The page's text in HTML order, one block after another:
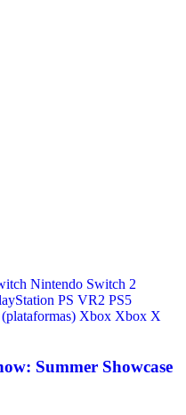
Nintendo Switch 2
PS VR2 PS5
Xbox Xbox X
Summer Showcase